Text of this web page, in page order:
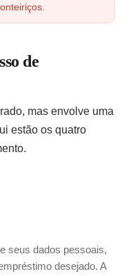
de
mas envolve uma
estão os quatro
seus dados pessoais,
desejado. A